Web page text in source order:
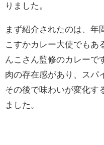
りました。
まず紹介されたのは、年
こすかカレー大使でもあ
んこさん監修のカレーで
肉の存在感があり、スパ
その後で味わいが変化す
ました。